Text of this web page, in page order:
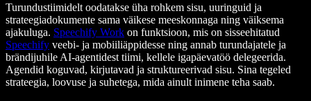
Turundustiimidelt oodatakse üha rohkem sisu, uuringuid ja
strateegiadokumente sama väikese meeskonnaga ning väiksema
ajakuluga. Speechify Work on funktsioon, mis on sisseehitatud
Speechify veebi- ja mobiiliäppidesse ning annab turundajatele ja
brändijuhile AI-agentidest tiimi, kellele igapäevatöö delegeerida.
Agendid koguvad, kirjutavad ja struktureerivad sisu. Sina tegeled
strateegia, loovuse ja suhetega, mida ainult inimene teha saab.